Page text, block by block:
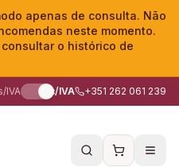
apenas de consulta. Não
neste momento.
o histórico de
IVA c/IVA +351 262 061 239